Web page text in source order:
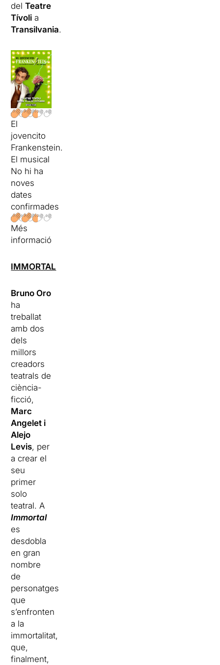
delTeatre
Tívoli a
Transilvania.
El
jovencito
Frankenstein.
El musical
No hi ha
noves
dates
confirmades
Més
informació
IMMORTAL
Bruno Oro
ha
treballat
amb dos
dels
millors
creadors
teatrals de
ciència-
ficció,
Marc
Angelet i
Alejo
Levis, per
a crear el
seu
primer
solo
teatral. A
Immortal
es
desdobla
en gran
nombre
de
personatges
que
s’enfronten
a la
immortalitat,
que,
finalment,